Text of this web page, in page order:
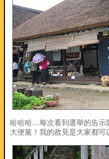
哈哈哈…每次看到選舉的告示
大便黨！我的政見是大家都